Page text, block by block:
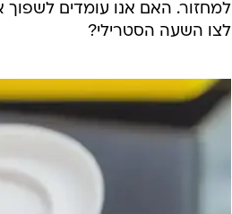
ממחקרים שערך מכון נילסן
למרץ אשתקד, והרשויות
הביוב. ה'רב-פעמי' שבהנחלתו
שהתגלה המקרה הראשון של
לסניפים ספלים רב-פעמיים.
למחזור. האם אנו עומדים